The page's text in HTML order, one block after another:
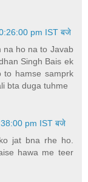
pm IST बजे
na ho na to Javab
Singh Bais ek
to hamse samprk
bta duga tuhme
pm IST बजे
jat bna rhe ho.
hawa me teer